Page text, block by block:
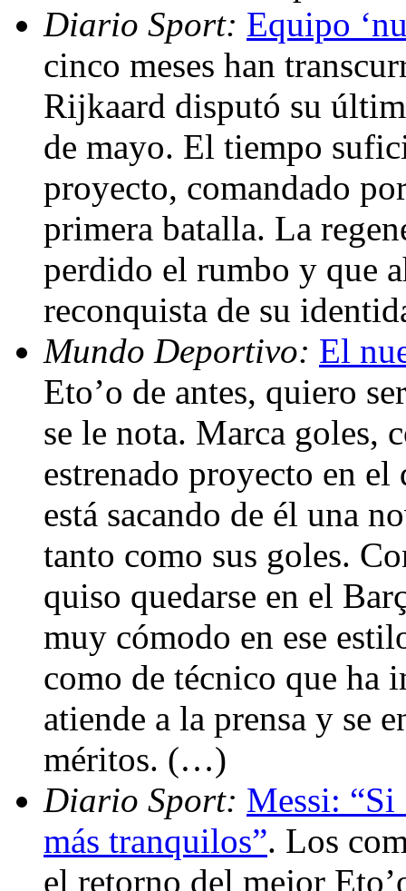
Diario Sport: Equipo
cinco meses han
Rijkaard disputó su
de mayo. El tiempo
proyecto, comandado
primera batalla. La
perdido el rumbo y que
reconquista de su
Mundo Deportivo: El
Eto’o de antes, quiero
se le nota. Marca goles,
estrenado proyecto en
está sacando de él una
tanto como sus goles.
quiso quedarse en el
muy cómodo en ese
como de técnico que ha
atiende a la prensa y se
méritos. (…)
Diario Sport: Messi: “Si
más tranquilos”. Los
el retorno del mejor